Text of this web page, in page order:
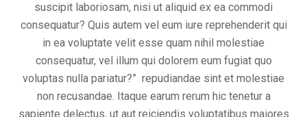
suscipit laboriosam, nisi ut aliquid ex ea commodi
consequatur? Quis autem vel eum iure reprehenderit qui
in ea voluptate velit esse quam nihil molestiae
consequatur, vel illum qui dolorem eum fugiat quo
voluptas nulla pariatur?” repudiandae sint et molestiae
non recusandae. Itaque earum rerum hic tenetur a
sapiente delectus, ut aut reiciendis voluptatibus maiores